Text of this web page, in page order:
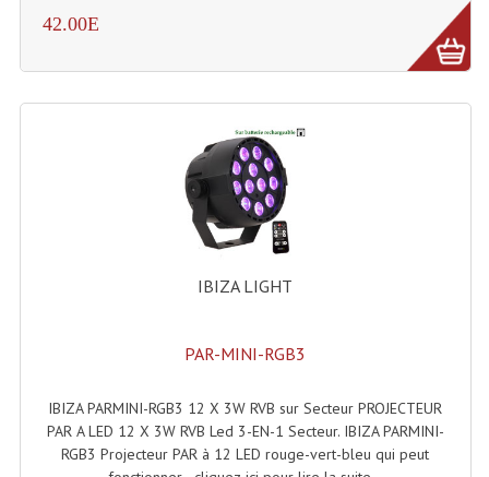
Tables De Mixage DJ
Controleurs DJ USB / MP3
Consoles Sono Et Studio
Consoles Numériques
Consoles Amplifiées
Changeurs De Couleurs
42.00E
IBIZA LIGHT
PAR-MINI-RGB3
IBIZA PARMINI-RGB3 12 X 3W RVB sur Secteur PROJECTEUR
PAR A LED 12 X 3W RVB Led 3-EN-1 Secteur. IBIZA PARMINI-
RGB3 Projecteur PAR à 12 LED rouge-vert-bleu qui peut